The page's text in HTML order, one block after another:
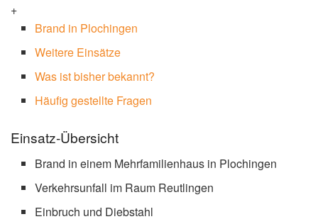
+
Brand in Plochingen
Weitere Einsätze
Was ist bisher bekannt?
Häufig gestellte Fragen
Einsatz-Übersicht
Brand in einem Mehrfamilienhaus in Plochingen
Verkehrsunfall im Raum Reutlingen
Einbruch und Diebstahl